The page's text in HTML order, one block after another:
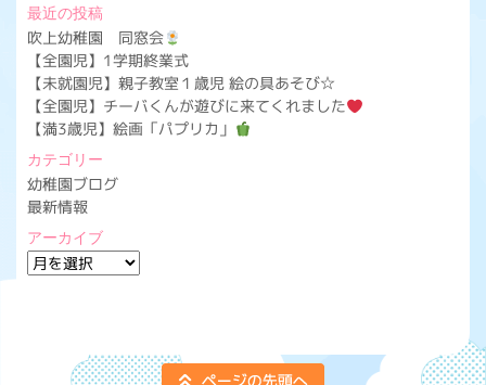
最近の投稿
吹上幼稚園 同窓会
【全園児】1学期終業式
【未就園児】親子教室１歳児 絵の具あそび☆
【全園児】チーバくんが遊びに来てくれました
【満3歳児】絵画「パプリカ」
カテゴリー
幼稚園ブログ
最新情報
アーカイブ
ア